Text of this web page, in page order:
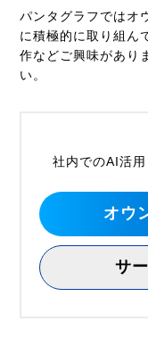
パンタグラフではオ
に積極的に取り組ん
作などご興味があり
い。
社内でのAI活
オウ
サ